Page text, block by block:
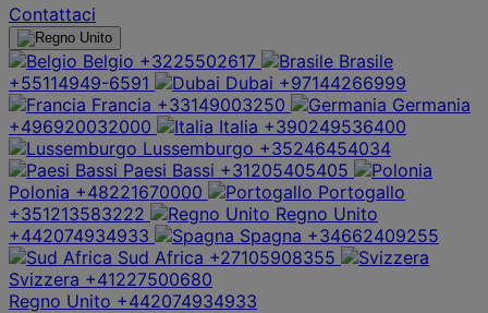
Contattaci
Belgio +3225502617
Brasile
+55114949-6591
Dubai +97144266999
Francia +33149003250
Germania
+496920032000
Italia +390249536400
Lussemburgo +35246454034
Paesi Bassi +31205405405
Polonia +48221670000
Portogallo
+351213583222
Regno Unito
+442074934933
Spagna +34662409255
Sud Africa +27105908355
Svizzera +41227500680
Regno Unito +442074934933